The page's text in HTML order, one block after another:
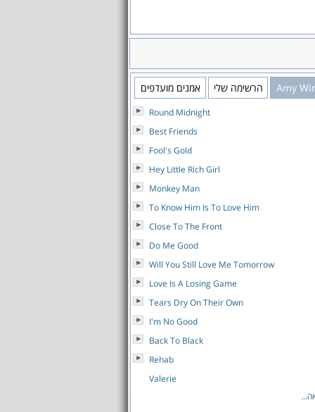
Amy הרשימה שלי אמנים מועדפים
Round Midnight
Best Friends
Fool's Gold
Hey Little Rich Girl
Monkey Man
To Know Him Is To Love Him
Close To The Front
Do Me Good
Will You Still Love Me Tomorrow
Love Is A Losing Game
Tears Dry On Their Own
I'm No Good
Back To Black
Rehab
Valerie